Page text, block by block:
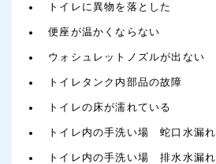
トイレに異物を落とした
便座が温かくならない
ウォシュレットノズルが出ない
トイレタンク内部品の故障
トイレの床が濡れている
トイレ内の手洗い場 蛇口水漏れ
トイレ内の手洗い場 排水水漏れ